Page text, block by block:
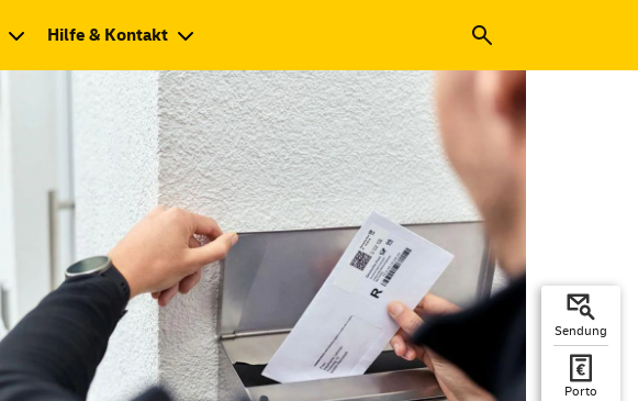
Hilfe & Kontakt
Sendung
Porto